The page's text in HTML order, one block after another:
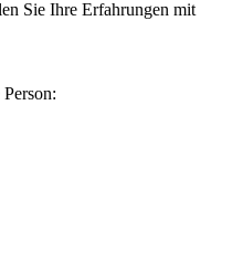
Sie Ihre Erfahrungen mit